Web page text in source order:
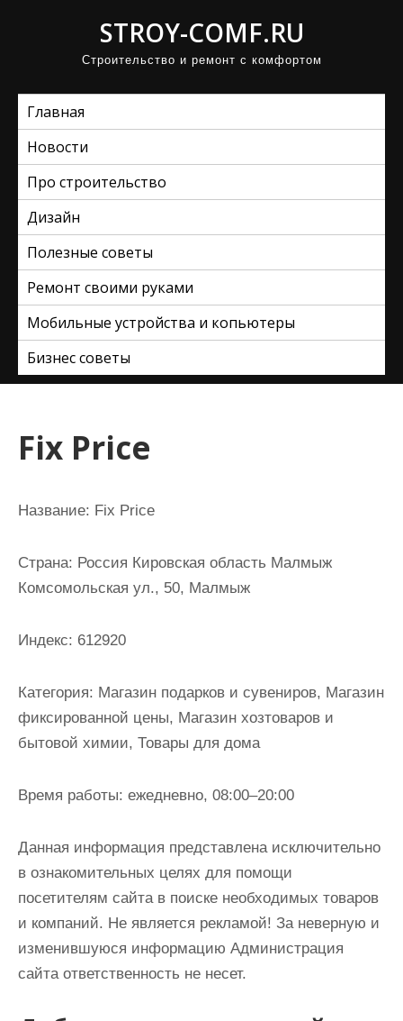
STROY-COMF.RU
Строительство и ремонт с комфортом
Главная
Новости
Про строительство
Дизайн
Полезные советы
Ремонт своими руками
Мобильные устройства и копьютеры
Бизнес советы
Fix Price
Название: Fix Price
Страна: Россия Кировская область Малмыж
Комсомольская ул., 50, Малмыж
Индекс: 612920
Категория: Магазин подарков и сувениров, Магазин
фиксированной цены, Магазин хозтоваров и
бытовой химии, Товары для дома
Время работы: ежедневно, 08:00–20:00
Данная информация представлена исключительно
в ознакомительных целях для помощи
посетителям сайта в поиске необходимых товаров
и компаний. Не является рекламой! За неверную и
изменившуюся информацию Администрация
сайта ответственность не несет.